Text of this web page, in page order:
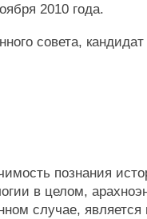
2010 года.
совета, кандидат
познания
в целом,
случае,